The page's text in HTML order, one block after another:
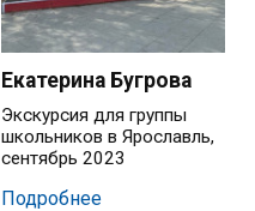
Екатерина Бугрова
Экскурсия для группы
школьников в Ярославль,
сентябрь 2023
Подробнее